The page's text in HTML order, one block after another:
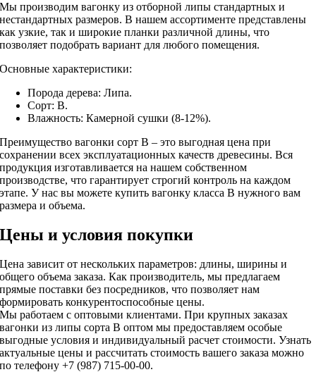
Мы производим вагонку из отборной липы стандартных и
нестандартных размеров. В нашем ассортименте представлены
как узкие, так и широкие планки различной длины, что
позволяет подобрать вариант для любого помещения.
Основные характеристики:
Порода дерева: Липа.
Сорт: В.
Влажность: Камерной сушки (8-12%).
Преимущество вагонки сорт В – это выгодная цена при
сохранении всех эксплуатационных качеств древесины. Вся
продукция изготавливается на нашем собственном
производстве, что гарантирует строгий контроль на каждом
этапе. У нас вы можете купить вагонку класса В нужного вам
размера и объема.
Цены и условия покупки
Цена зависит от нескольких параметров: длины, ширины и
общего объема заказа. Как производитель, мы предлагаем
прямые поставки без посредников, что позволяет нам
формировать конкурентоспособные цены.
Мы работаем с оптовыми клиентами. При крупных заказах
вагонки из липы сорта В оптом мы предоставляем особые
выгодные условия и индивидуальный расчет стоимости. Узнать
актуальные цены и рассчитать стоимость вашего заказа можно
по телефону +7 (987) 715-00-00.